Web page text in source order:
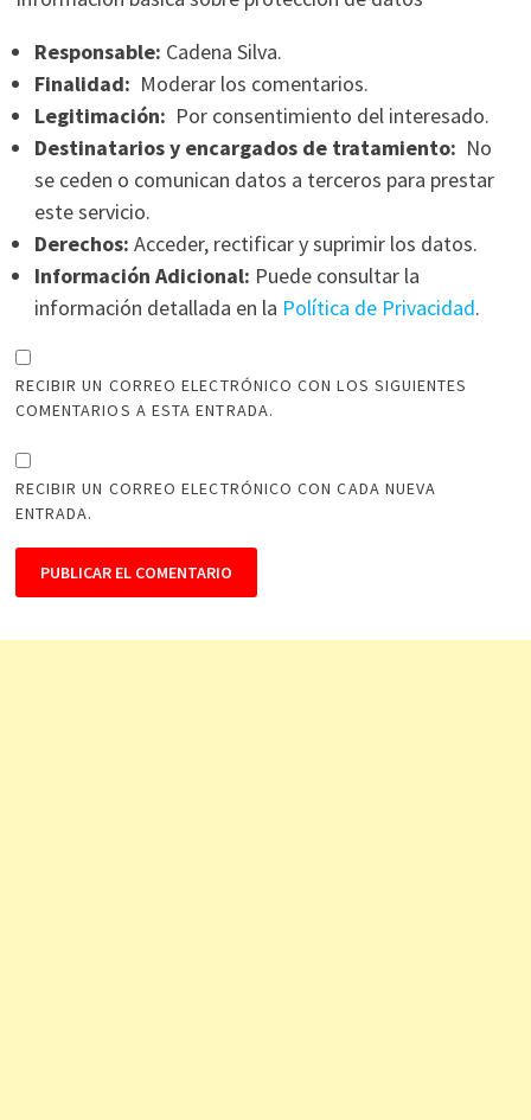
Responsable: Cadena Silva.
Finalidad: Moderar los comentarios.
Legitimación: Por consentimiento del interesado.
Destinatarios y encargados de tratamiento: No
se ceden o comunican datos a terceros para prestar
este servicio.
Derechos: Acceder, rectificar y suprimir los datos.
Información Adicional: Puede consultar la
información detallada en la Política de Privacidad.
RECIBIR UN CORREO ELECTRÓNICO CON LOS SIGUIENTES
COMENTARIOS A ESTA ENTRADA.
RECIBIR UN CORREO ELECTRÓNICO CON CADA NUEVA
ENTRADA.